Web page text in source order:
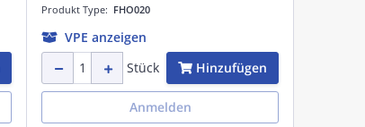
Produkt Type: FHO020
VPE anzeigen
Stück
Hinzufügen
Anmelden